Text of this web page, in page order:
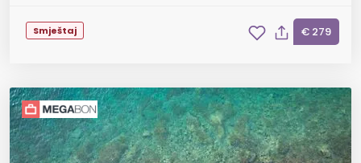
Smještaj € 279